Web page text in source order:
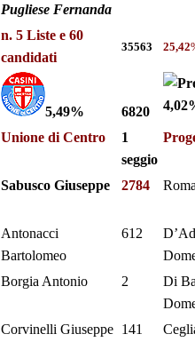
Pugliese Fernanda
n. 5 Liste e 60
candidati
35563 25,42
5,49% 6820
Unione di Centro
1
seggio
Sabusco Giuseppe 2784
Antonacci
Bartolomeo
612
Borgia Antonio 2
Di
Corvinelli Giuseppe 141